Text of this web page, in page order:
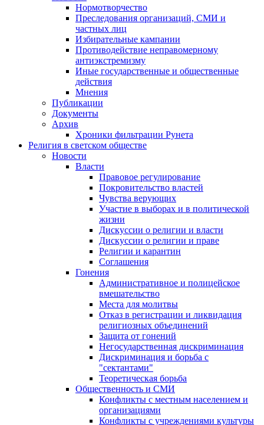
Нормотворчество
Преследования организаций, СМИ и
частных лиц
Избирательные кампании
Противодействие неправомерному
антиэкстремизму
Иные государственные и общественные
действия
Мнения
Публикации
Документы
Архив
Хроники фильтрации Рунета
Религия в светском обществе
Новости
Власти
Правовое регулирование
Покровительство властей
Чувства верующих
Участие в выборах и в политической
жизни
Дискуссии о религии и власти
Дискуссии о религии и праве
Религии и карантин
Соглашения
Гонения
Административное и полицейское
вмешательство
Места для молитвы
Отказ в регистрации и ликвидация
религиозных объединений
Защита от гонений
Негосударственная дискриминация
Дискриминация и борьба с
"сектантами"
Теоретическая борьба
Общественность и СМИ
Конфликты с местным населением и
организациями
Конфликты с учреждениями культуры